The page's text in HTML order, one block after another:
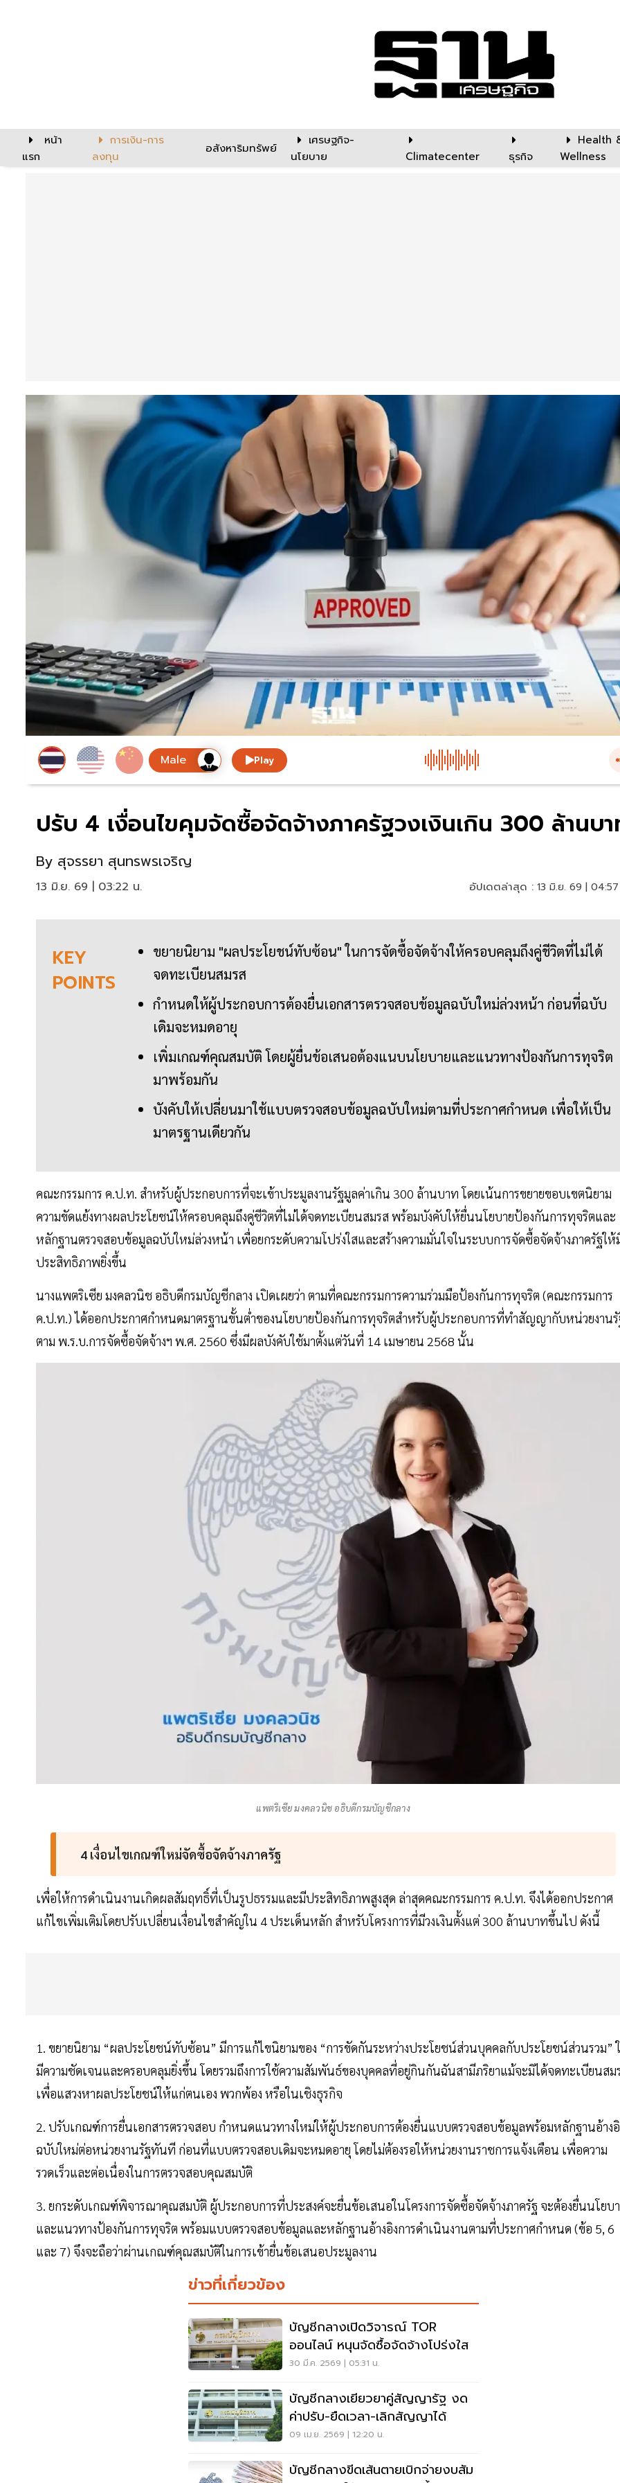
หน้า
แรก
การเงิน-การ
ลงทุน
อสังหาริมทรัพย์
เศรษฐกิจ-
นโยบาย
Climatecenter ธุรกิจ
Health
Wellness
Play
ปรับ 4 เงื่อนไขคุมจัดซื้อจัดจ้างภาครัฐวงเงินเกิน 300 ล้านบ
By สุจรรยา สุนทรพรเจริญ
13 มิ.ย. 69 | 03:22 น. อัปเดตล่าสุด : 13 มิ.ย. 69 |
KEY
POINTS
ขยายนิยาม "ผลประโยชน์ทับซ้อน" ในการจัดซื้อจัดจ้างให้ครอบคลุมถึงคู่ชีวิตที่ไม่ได้
จดทะเบียนสมรส
กำหนดให้ผู้ประกอบการต้องยื่นเอกสารตรวจสอบข้อมูลฉบับใหม่ล่วงหน้า ก่อนที่ฉบับ
เดิมจะหมดอายุ
เพิ่มเกณฑ์คุณสมบัติ โดยผู้ยื่นข้อเสนอต้องแนบนโยบายและแนวทางป้องกันการทุจริต
มาพร้อมกัน
บังคับให้เปลี่ยนมาใช้แบบตรวจสอบข้อมูลฉบับใหม่ตามที่ประกาศกำหนด เพื่อให้เป็น
มาตรฐานเดียวกัน
คณะกรรมการ ค.ป.ท. สำหรับผู้ประกอบการที่จะเข้าประมูลงานรัฐมูลค่าเกิน 300 ล้านบาท โดยเน้นการขยายขอบเขตนิยาม
ความขัดแย้งทางผลประโยชน์ให้ครอบคลุมถึงคู่ชีวิตที่ไม่ได้จดทะเบียนสมรส พร้อมบังคับให้ยื่นนโยบายป้องกันการทุจริตและ
หลักฐานตรวจสอบข้อมูลฉบับใหม่ล่วงหน้า เพื่อยกระดับความโปร่งใสและสร้างความมั่นใจในระบบการจัดซื้อจัดจ้างภาครัฐให้
ประสิทธิภาพยิ่งขึ้น
นางแพตริเซีย มงคลวนิช อธิบดีกรมบัญชีกลาง เปิดเผยว่า ตามที่คณะกรรมการความร่วมมือป้องกันการทุจริต (คณะกรรมการ
ค.ป.ท.) ได้ออกประกาศกำหนดมาตรฐานขั้นต่ำของนโยบายป้องกันการทุจริตสำหรับผู้ประกอบการที่ทำสัญญากับหน่วยงาน
ตาม พ.ร.บ.การจัดซื้อจัดจ้างฯ พ.ศ. 2560 ซึ่งมีผลบังคับใช้มาตั้งแต่วันที่ 14 เมษายน 2568 นั้น
แพตริเซีย มงคลวนิช อธิบดีกรมบัญชีกลาง
4 เงื่อนไขเกณฑ์ใหม่จัดซื้อจัดจ้างภาครัฐ
เพื่อให้การดำเนินงานเกิดผลสัมฤทธิ์ที่เป็นรูปธรรมและมีประสิทธิภาพสูงสุด ล่าสุดคณะกรรมการ ค.ป.ท. จึงได้ออกประกาศ
แก้ไขเพิ่มเติมโดยปรับเปลี่ยนเงื่อนไขสำคัญใน 4 ประเด็นหลัก สำหรับโครงการที่มีวงเงินตั้งแต่ 300 ล้านบาทขึ้นไป ดังนี้
1. ขยายนิยาม “ผลประโยชน์ทับซ้อน” มีการแก้ไขนิยามของ “การขัดกันระหว่างประโยชน์ส่วนบุคคลกับประโยชน์ส่วนรวม”
มีความชัดเจนและครอบคลุมยิ่งขึ้น โดยรวมถึงการใช้ความสัมพันธ์ของบุคคลที่อยู่กินกันฉันสามีภริยาแม้จะมิได้จดทะเบียนสม
เพื่อแสวงหาผลประโยชน์ให้แก่ตนเอง พวกพ้อง หรือในเชิงธุรกิจ
2. ปรับเกณฑ์การยื่นเอกสารตรวจสอบ กำหนดแนวทางใหม่ให้ผู้ประกอบการต้องยื่นแบบตรวจสอบข้อมูลพร้อมหลักฐานอ้าง
ฉบับใหม่ต่อหน่วยงานรัฐทันที ก่อนที่แบบตรวจสอบเดิมจะหมดอายุ โดยไม่ต้องรอให้หน่วยงานราชการแจ้งเตือน เพื่อความ
รวดเร็วและต่อเนื่องในการตรวจสอบคุณสมบัติ
3. ยกระดับเกณฑ์พิจารณาคุณสมบัติ ผู้ประกอบการที่ประสงค์จะยื่นข้อเสนอในโครงการจัดซื้อจัดจ้างภาครัฐ จะต้องยื่นนโยบ
และแนวทางป้องกันการทุจริต พร้อมแบบตรวจสอบข้อมูลและหลักฐานอ้างอิงการดำเนินงานตามที่ประกาศกำหนด (ข้อ 5, 6
และ 7) จึงจะถือว่าผ่านเกณฑ์คุณสมบัติในการเข้ายื่นข้อเสนอประมูลงาน
ข่าวที่เกี่ยวข้อง
บัญชีกลางเปิดวิจารณ์ TOR
ออนไลน์ หนุนจัดซื้อจัดจ้างโปร่งใส
30 มี.ค. 2569 | 05:31 น.
บัญชีกลางเยียวยาคู่สัญญารัฐ งด
ค่าปรับ-ยืดเวลา-เลิกสัญญาได้
09 เม.ย. 2569 | 12:20 น.
บัญชีกลางขีดเส้นตายเบิกจ่ายงบสัม